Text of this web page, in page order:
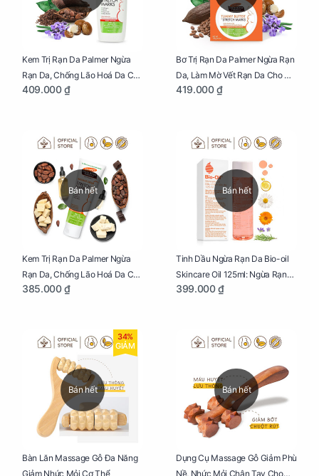
Kem Trị Rạn Da Palmer Ngừa
Rạn Da, Chống Lão Hoá Da Cho
Mẹ Bầu Chai 250ml
409.000 ₫
Bơ Trị Rạn Da Palmer Ngừa Rạn
Da, Làm Mờ Vết Rạn Da Cho Mẹ
Bầu Hũ 125g
419.000 ₫
Bán hết
Kem Trị Rạn Da Palmer Ngừa
Rạn Da, Chống Lão Hoá Da Cho
Mẹ Bầu Tuýp 125g
385.000 ₫
Bán hết
Tinh Dầu Ngừa Rạn Da Bio-oil
Skincare Oil 125ml: Ngừa Rạn
Da, Chăm Sóc Da Toàn Diện
399.000 ₫
Bán hết
34%
GIẢM
Bàn Lăn Massage Gỗ Đa Năng
Giảm Nhức Mỏi Cơ Thể
Bán hết
Dụng Cụ Massage Gỗ Giảm Phù
Nề, Nhức Mỏi Chân Tay Cho